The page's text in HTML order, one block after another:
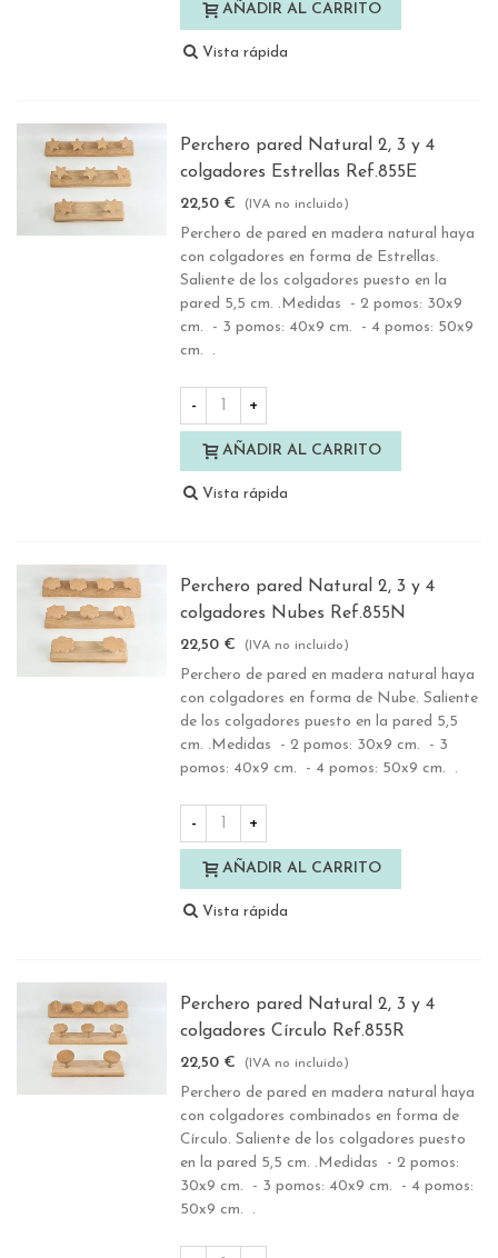
AÑADIR AL CARRITO
Vista rápida
Perchero pared Natural 2, 3 y 4
colgadores Estrellas Ref.855E
22,50 € (IVA no incluido)
Perchero de pared en madera natural haya
con colgadores en forma de Estrellas.
Saliente de los colgadores puesto en la
pared 5,5 cm. .Medidas - 2 pomos: 30x9
cm. - 3 pomos: 40x9 cm. - 4 pomos: 50x9
cm. .
- +
AÑADIR AL CARRITO
Vista rápida
Perchero pared Natural 2, 3 y 4
colgadores Nubes Ref.855N
22,50 € (IVA no incluido)
Perchero de pared en madera natural haya
con colgadores en forma de Nube. Saliente
de los colgadores puesto en la pared 5,5
cm. .Medidas - 2 pomos: 30x9 cm. - 3
pomos: 40x9 cm. - 4 pomos: 50x9 cm. .
- +
AÑADIR AL CARRITO
Vista rápida
Perchero pared Natural 2, 3 y 4
colgadores Círculo Ref.855R
22,50 € (IVA no incluido)
Perchero de pared en madera natural haya
con colgadores combinados en forma de
Círculo. Saliente de los colgadores puesto
en la pared 5,5 cm. .Medidas - 2 pomos:
30x9 cm. - 3 pomos: 40x9 cm. - 4 pomos:
50x9 cm. .